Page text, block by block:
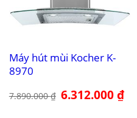
Máy hút mùi Kocher K-
8970
7.890.000₫ Giá
gốc
6.312.000₫Giá
hiện